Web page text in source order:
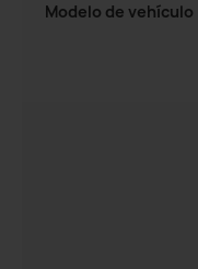
Modelo de vehículo